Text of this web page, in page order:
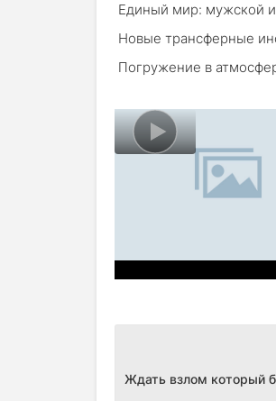
Единый мир: мужской
Новые трансферные
Погружение в
Ждать взлом который